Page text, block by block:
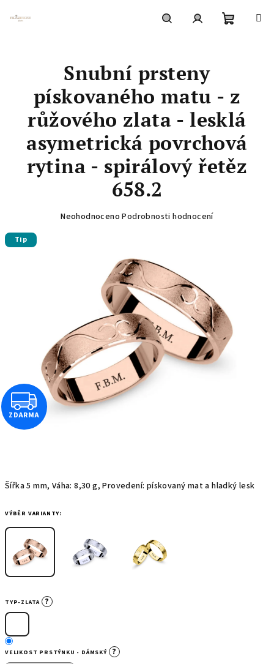
Šířka 5 mm, Váha: 8,30 g, Provedení: pískovaný mat a hladký lesk
VÝBĚR VARIANTY:
TYP-ZLATA ?
VELIKOST PRSTÝNKU - DÁMSKÝ ?
Snubní prsteny
pískovaného matu - z
růžového zlata - lesklá
asymetrická povrchová
rytina - spirálový řetěz
658.2
Průměrné
hvězdiček.
Neohodnoceno Podrobnosti hodnocení
Tip
Z
D
R
A
ZDARMA